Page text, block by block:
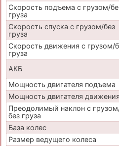
Скорость подъема с грузом/
груза
Скорость спуска с грузом/без
груза
Скорость движения с грузом/
груза
АКБ
Мощность двигателя подъема
Мощность двигателя движения
Преодолимый наклон с
без груза
База колес
Размер ведущего колеса